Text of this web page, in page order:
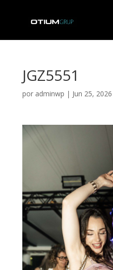
JGZ5551
por adminwp | Jun 25, 2026